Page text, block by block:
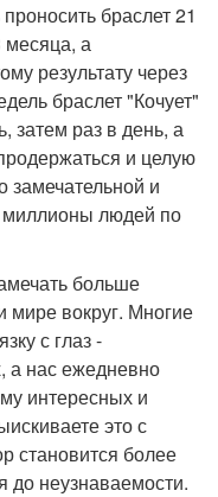
браслет 21
месяца, а
результату через
браслет "Кочует"
затем раз в день, а
и целую
замечательной и
людей по
больше
мире вокруг. Многие
с глаз -
а нас ежедневно
интересных и
это с
становится более
до неузнаваемости.